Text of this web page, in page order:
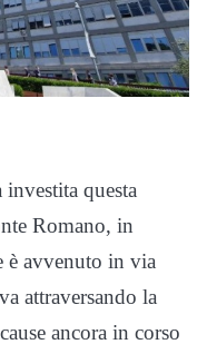
questa
Romano, in
è avvenuto in via
attraversando la
ancora in corso